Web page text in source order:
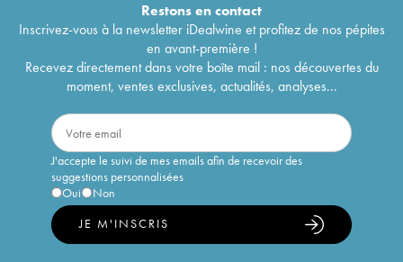
Restons encontact
Inscrivez-vous à la newsletter iDealwine et profitez de nos pépites
en avant-première !
Recevez directement dans votre boîte mail : nos découvertes du
moment, ventes exclusives, actualités, analyses...
J'accepte le suivi de mes emails afin de recevoir des
suggestions personnalisées
Oui
Non
JE M'INSCRIS